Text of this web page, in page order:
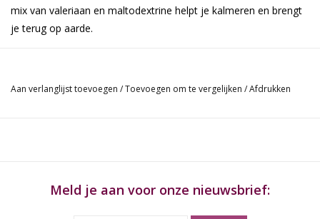
mix van valeriaan en maltodextrine helpt je kalmeren en brengt
je terug op aarde.
Aan verlanglijst toevoegen /Toevoegen om te vergelijken /Afdrukken
Meld je aan voor onze nieuwsbrief: